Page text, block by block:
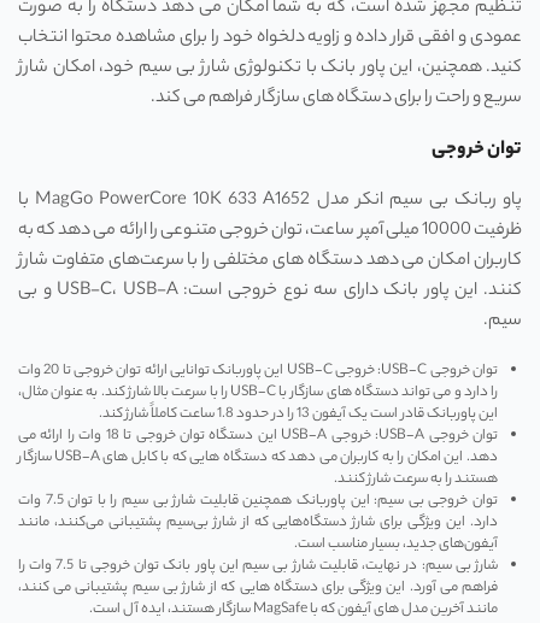
تنظیم مجهز شده است، که به شما امکان می ‌دهد دستگاه را به صورت
عمودی و افقی قرار داده و زاویه دلخواه خود را برای مشاهده محتوا انتخاب
کنید. همچنین، این پاور بانک با تکنولوژی شارژ بی‌ سیم خود، امکان شارژ
سریع و راحت را برای دستگاه ‌های سازگار فراهم می ‌کند.
توان خروجی
پاو ربانک بی ‌سیم انکر مدل MagGo PowerCore 10K 633 A1652 با
ظرفیت 10000 میلی آمپر ساعت، توان خروجی متنوعی را ارائه می ‌دهد که به
کاربران امکان می ‌دهد دستگاه‌ های مختلفی را با سرعت‌های متفاوت شارژ
کنند. این پاور بانک دارای سه نوع خروجی است: USB-C، USB-A و بی‌
سیم.
توان خروجی USB-C: خروجی USB-C این پاوربانک توانایی ارائه توان خروجی تا 20 وات
را دارد و می ‌تواند دستگاه ‌های سازگار با USB-C را با سرعت بالا شارژ کند. به عنوان مثال،
این پاوربانک قادر است یک آیفون 13 را در حدود 1.8 ساعت کاملاً شارژ کند.
توان خروجی USB-A: خروجی USB-A این دستگاه توان خروجی تا 18 وات را ارائه می‌
دهد. این امکان را به کاربران می‌ دهد که دستگاه‌ هایی که با کابل‌ های USB-A سازگار
هستند را به سرعت شارژ کنند.
توان خروجی بی ‌سیم: این پاوربانک همچنین قابلیت شارژ بی ‌سیم را با توان 7.5 وات
دارد. این ویژگی برای شارژ دستگاه‌هایی که از شارژ بی‌سیم پشتیبانی می‌کنند، مانند
آیفون‌های جدید، بسیار مناسب است.
شارژ بی‌ سیم: در نهایت، قابلیت شارژ بی‌ سیم این پاور بانک توان خروجی تا 7.5 وات را
فراهم می ‌آورد. این ویژگی برای دستگاه‌ هایی که از شارژ بی‌ سیم پشتیبانی می ‌کنند،
مانند آخرین مدل‌ های آیفون که با MagSafe سازگار هستند، ایده ‌آل است.